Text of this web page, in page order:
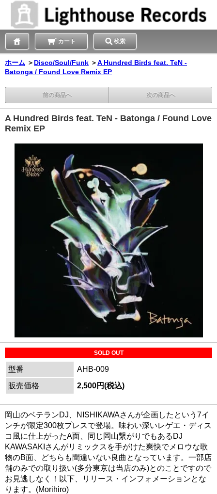
カート 検索
ホーム ＞ Disco/Soul/Funk ＞A Hundred Birds feat. TeN -
Batonga / Found Love Remix EP
前の商品へ 次の商品へ
A Hundred Birds feat. TeN - Batonga / Found Love
Remix EP
SOLD OUT
型番
AHB-009
販売価格
2,500円(税込)
岡山のベテランDJ、NISHIKAWAさんが企画したという7イ
ンチが限定300枚プレスで登場。味わい深いレゲエ・ディス
コ風に仕上がったA面、同じ岡山繋がりでもあるDJ
KAWASAKIさんがリミックスを手がけた爽快でメロウな歌
物のB面、どちらも間違いない良曲となっています。一部店
舗のみでの取り扱い(多分東京は当店のみ)とのことですので
お見逃しなく！以下、リリース・インフォメーションとな
ります。(Morihiro)